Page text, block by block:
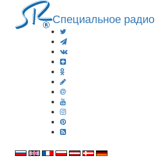
Специальное радио